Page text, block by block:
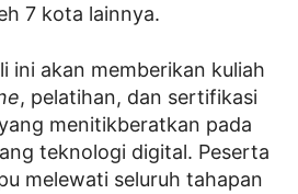
7 kota lainnya.
ini akan memberikan kuliah
, pelatihan, dan sertifikasi
menitikberatkan pada
teknologi digital. Peserta
melewati seluruh tahapan